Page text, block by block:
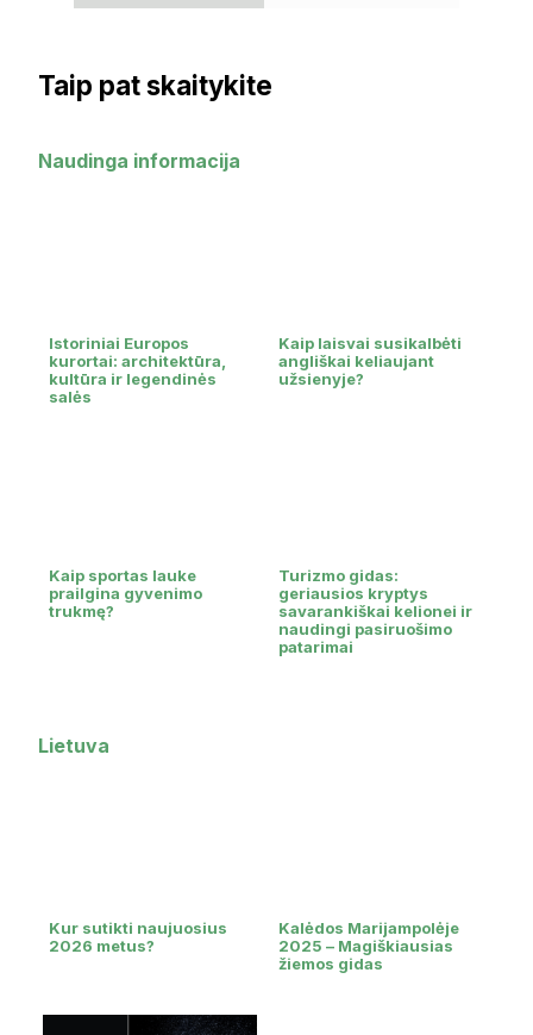
Taip pat skaitykite
Naudinga informacija
Istoriniai Europos
kurortai: architektūra,
kultūra ir legendinės
salės
Kaip laisvai susikalbėti
angliškai keliaujant
užsienyje?
Kaip sportas lauke
prailgina gyvenimo
trukmę?
Turizmo gidas:
geriausios kryptys
savarankiškai kelionei ir
naudingi pasiruošimo
patarimai
Lietuva
Kur sutikti naujuosius
2026 metus?
Kalėdos Marijampolėje
2025 – Magiškiausias
žiemos gidas